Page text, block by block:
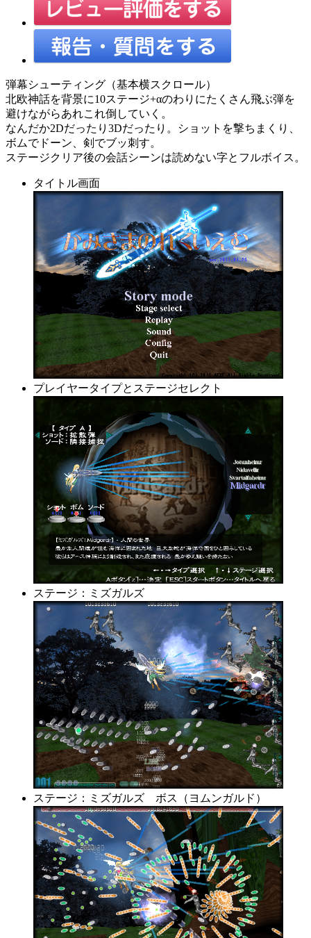
弾幕シューティング（基本横スクロール）
北欧神話を背景に10ステージ+αのわりにたくさん飛ぶ弾を
避けながらあれこれ倒していく。
なんだか2Dだったり3Dだったり。ショットを撃ちまくり、
ボムでドーン、剣でブッ刺す。
ステージクリア後の会話シーンは読めない字とフルボイス。
タイトル画面
プレイヤータイプとステージセレクト
ステージ：ミズガルズ
ステージ：ミズガルズ ボス（ヨムンガルド）